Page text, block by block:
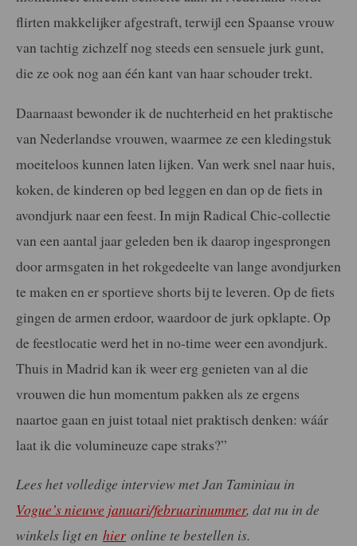
flirten makkelijker afgestraft, terwijl een Spaanse vrouw
van tachtig zichzelf nog steeds een sensuele jurk gunt,
die ze ook nog aan één kant van haar schouder trekt.
Daarnaast bewonder ik de nuchterheid en het praktische
van Nederlandse vrouwen, waarmee ze een kledingstuk
moeiteloos kunnen laten lijken. Van werk snel naar huis,
koken, de kinderen op bed leggen en dan op de fiets in
avondjurk naar een feest. In mijn Radical Chic-collectie
van een aantal jaar geleden ben ik daarop ingesprongen
door armsgaten in het rokgedeelte van lange avondjurken
te maken en er sportieve shorts bij te leveren. Op de fiets
gingen de armen erdoor, waardoor de jurk opklapte. Op
de feestlocatie werd het in no-time weer een avondjurk.
Thuis in Madrid kan ik weer erg genieten van al die
vrouwen die hun momentum pakken als ze ergens
naartoe gaan en juist totaal niet praktisch denken: wáár
laat ik die volumineuze cape straks?”
Lees het volledige interview met Jan Taminiau in
Vogue’s nieuwe januari/februarinummer, dat nu in de
winkels ligt en hier online te bestellen is.